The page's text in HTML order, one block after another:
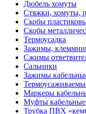
Дюбель хомуты
Стяжки, хомуты,
Скобы
Скобы
Термоусадка
Зажимы,
Сжимы
Сальники
Зажимы
Маркеры
Муфты кабельные
Трубка ПВХ